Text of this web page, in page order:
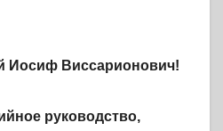
Иосиф Виссарионович!
руководство,